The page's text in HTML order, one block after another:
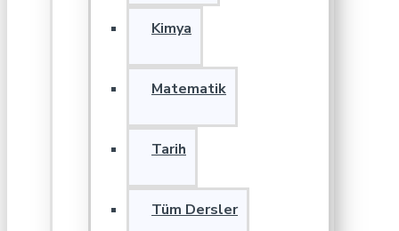
Kimya
Matematik
Tarih
Tüm Dersler